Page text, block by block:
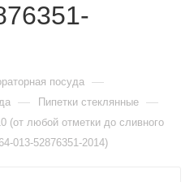
посуда —
— Пипетки стеклянные —
(от любой отметки до сливного
013-52876351-2014)